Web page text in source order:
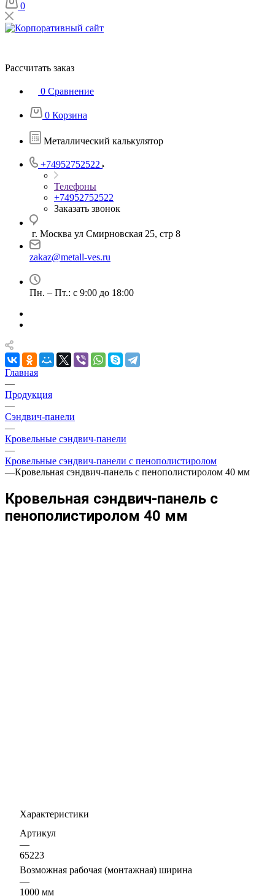
0
Рассчитать заказ
0 Сравнение
0 Корзина
Металлический калькулятор
+74952752522
Телефоны
+74952752522
Заказать звонок
г. Москва ул Смирновская 25, стр 8
zakaz@metall-ves.ru
Пн. – Пт.: с 9:00 до 18:00
Главная
—
Продукция
—
Сэндвич-панели
—
Кровельные сэндвич-панели
—
Кровельные сэндвич-панели с пенополистиролом
—Кровельная сэндвич-панель с пенополистиролом 40 мм
Кровельная сэндвич-панель с
пенополистиролом 40 мм
Характеристики
Артикул
—
65223
Возможная рабочая (монтажная) ширина
—
1000 мм